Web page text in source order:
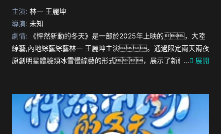
主演: 林一 王麗坤
導演: 未知
劇情: 《怦然新動的冬天》是一部於2025年上映的，大陸
綜藝,內地綜藝綜藝林一 王麗坤主演。通過限定兩天兩夜
原創明星體驗類冰雪慢綜藝的形式，展示了新疆獨具特
… 展開